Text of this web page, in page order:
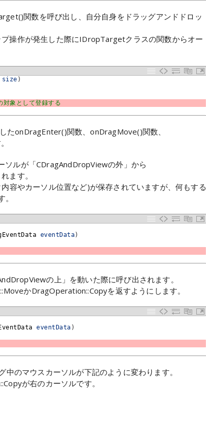
関数を呼び出し、自分自身をドラッグアンドドロッ
操作が発生した際にIDropTargetクラスの関数からオー
size )
象として登録する
onDragEnter()関数、onDragMove()関数、
ルが「CDragAndDropViewの外」から
ます。
容やカーソル位置など)が保存されていますが、何もする
eventData)
の上」を動いた際に呼び出されます。
かDragOperation::Copyを返すようにします。
eventData )
のマウスカーソルが下記のように変わります。
が右のカーソルです。